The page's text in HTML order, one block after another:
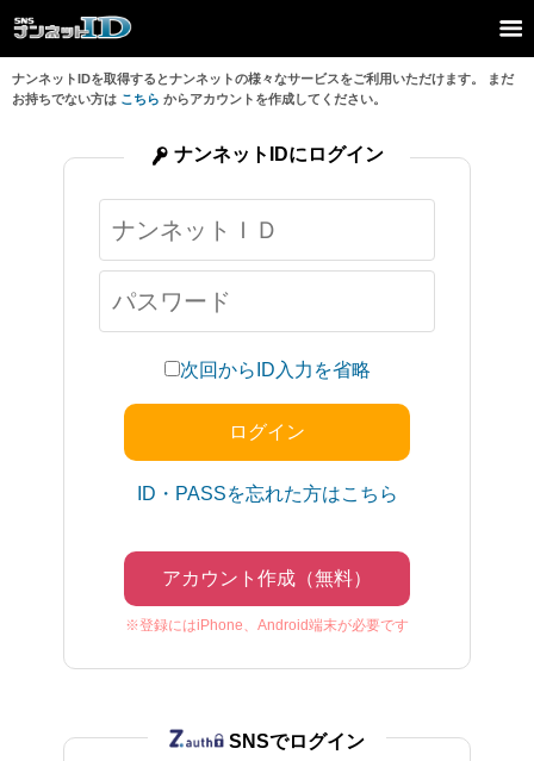
ナンネットIDを取得するとナンネットの様々なサービスをご利用いただけます。 まだ
お持ちでない方は こちら からアカウントを作成してください。
次回からID入力を省略
ID・PASSを忘れた方はこちら
アカウント作成（無料）
※登録にはiPhone、Android端末が必要です
ナンネットIDにログイン
SNSでログイン